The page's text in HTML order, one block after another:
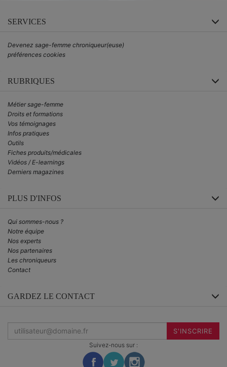
SERVICES
Devenez sage-femme chroniqueur(euse)
préférences cookies
RUBRIQUES
Métier sage-femme
Droits et formations
Vos témoignages
Infos pratiques
Outils
Fiches produits/médicales
Vidéos / E-learnings
Derniers magazines
PLUS D'INFOS
Qui sommes-nous ?
Notre équipe
Nos experts
Nos partenaires
Les chroniqueurs
Contact
GARDEZ LE CONTACT
S'INSCRIRE
Suivez-nous sur :